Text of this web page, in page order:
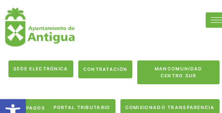
SEDE ELECTRÓNICA CONTRATACIÓN
MANCOMUNIDAD
CENTRO SUR
PAGOS PORTAL TRIBUTARIO COMISIONADO TRANSPARENCIA
Abrir barra de herramientas